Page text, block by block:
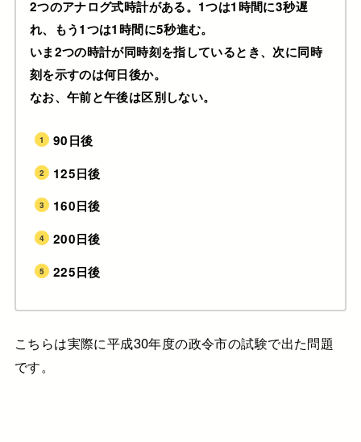
2つのアナログ式時計がある。1つは1時間に3秒遅
れ、もう1つは1時間に5秒進む。
いま2つの時計が同時刻を指しているとき、次に同時
刻を示すのは何日後か。
なお、午前と午後は区別しない。
90日後
125日後
160日後
200日後
225日後
こちらは実際に平成30年度の政令市の試験で出た問題
です。